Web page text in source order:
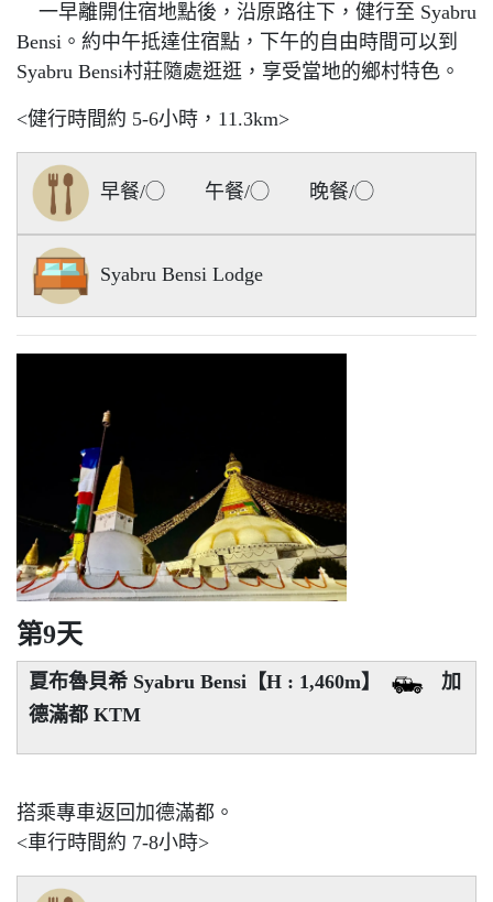
一早離開住宿地點後，沿原路往下，健行至 Syabru
Bensi。約中午抵達住宿點，下午的自由時間可以到
Syabru Bensi村莊隨處逛逛，享受當地的鄉村特色。
<健行時間約 5-6小時，11.3km>
早餐/◯ 午餐/◯ 晚餐/◯
Syabru Bensi Lodge
第9天
夏布魯貝希 Syabru Bensi【H : 1,460m】
加
德滿都 KTM
搭乘專車返回加德滿都。
<車行時間約 7-8小時>